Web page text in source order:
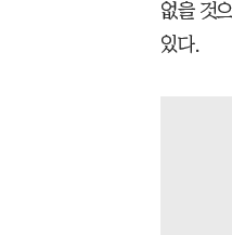
없을 것
있다.